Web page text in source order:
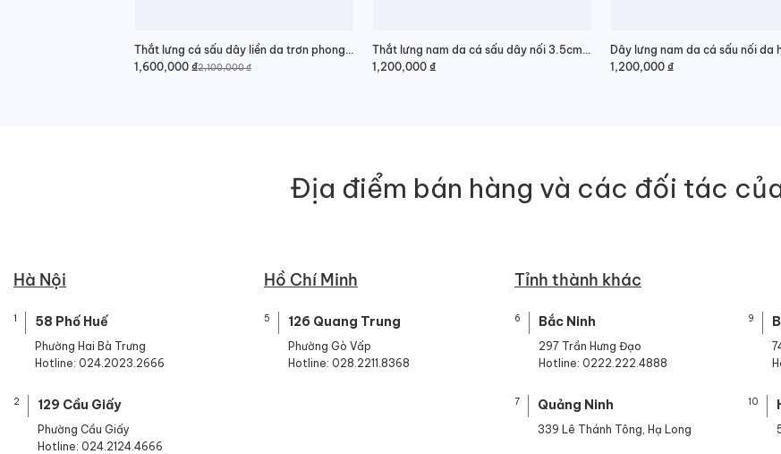
Thắt lưng cá sấu dây liền da trơn phong cách
2,100,000₫
Giá
1,600,000 ₫
Giá
Thắt lưng nam da cá sấu dây nối 3.5cm da bụng thời trang
1,200,000 ₫
1,200,000 ₫
Địa điểm bán hàng và các đối tác
Hà Nội
1 58 Phố Huế
Phường Hai Bà Trưng
Hotline: 024.2023.2666
2 129 Cầu Giấy
Phường Cầu Giấy
Hotline: 024.2124.4666
Hồ Chí Minh
5 126 Quang Trung
Phường Gò Vấp
Hotline: 028.2211.8368
Tỉnh thành khác
6 Bắc Ninh
297 Trần Hưng Đạo
Hotline: 0222.222.4888
7 Quảng Ninh
339 Lê Thánh Tông, Hạ Long
9
10